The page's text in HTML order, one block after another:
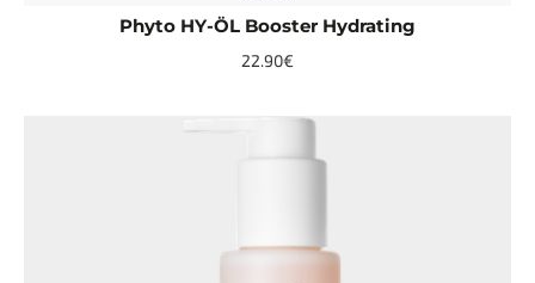
Phyto HY-ÖL Booster Hydrating
22.90€